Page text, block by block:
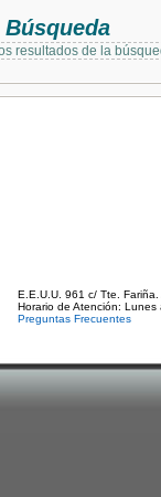
resultados de la
E.E.U.U. 961 c/ Tte.
Horario de Atención:
Preguntas Frecuentes